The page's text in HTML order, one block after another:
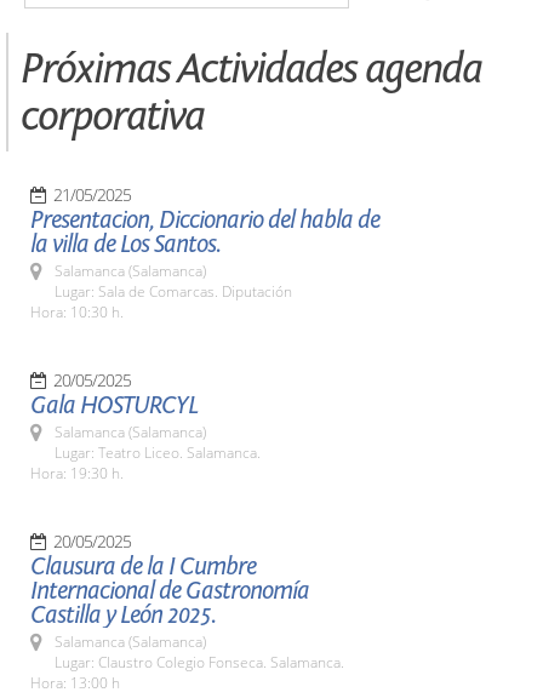
Próximas Actividades agenda
corporativa
21/05/2025
Presentacion, Diccionario del habla de
la villa de Los Santos.
Salamanca (Salamanca)
Lugar: Sala de Comarcas. Diputación
Hora: 10:30 h.
20/05/2025
Gala HOSTURCYL
Salamanca (Salamanca)
Lugar: Teatro Liceo. Salamanca.
Hora: 19:30 h.
20/05/2025
Clausura de la I Cumbre
Internacional de Gastronomía
Castilla y León 2025.
Salamanca (Salamanca)
Lugar: Claustro Colegio Fonseca. Salamanca.
Hora: 13:00 h